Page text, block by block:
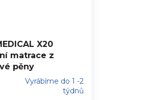
X20
matrace z
pěny
Vyrábíme do 1 -2
týdnů